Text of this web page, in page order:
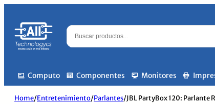
Computo Componentes Monitores
Home/Entretenimiento/Parlantes/JBL PartyBox 120: Parlante